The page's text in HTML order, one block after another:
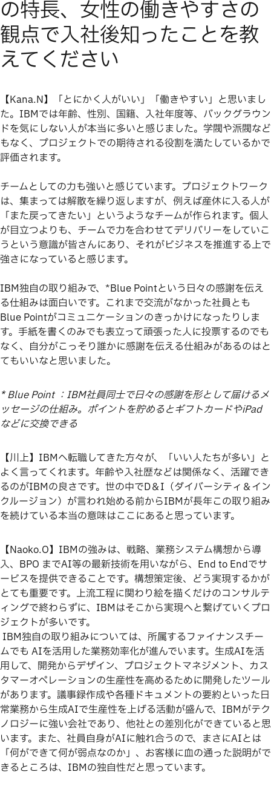
の特長、女性の働きやすさの
観点で入社後知ったことを教
えてください
【Kana.N】「とにかく人がいい」「働きやすい」と思いまし
た。IBMでは年齢、性別、国籍、入社年度等、バックグラウン
ドを気にしない人が本当に多いと感じました。学閥や派閥など
もなく、プロジェクトでの期待される役割を満たしているかで
評価されます。
チームとしての力も強いと感じています。プロジェクトワーク
は、集まっては解散を繰り返しますが、例えば産休に入る人が
「また戻ってきたい」というようなチームが作られます。個人
が目立つよりも、チームで力を合わせてデリバリーをしていこ
うという意識が皆さんにあり、それがビジネスを推進する上で
強さになっていると感じます。
IBM独自の取り組みで、*Blue Pointという日々の感謝を伝え
る仕組みは面白いです。これまで交流がなかった社員とも
Blue Pointがコミュニケーションのきっかけになったりしま
す。手紙を書くのみでも表立って頑張った人に投票するのでも
なく、自分がこっそり誰かに感謝を伝える仕組みがあるのはと
てもいいなと思いました。
* Blue Point ：IBM社員同士で日々の感謝を形として届けるメ
ッセージの仕組み。ポイントを貯めるとギフトカードやiPad
などに交換できる
【川上】IBMへ転職してきた方々が、「いい人たちが多い」と
よく言ってくれます。年齢や入社歴などは関係なく、活躍でき
るのがIBMの良さです。世の中でD＆I（ダイバーシティ＆イン
クルージョン）が言われ始める前からIBMが長年この取り組み
を続けている本当の意味はここにあると思っています。
【Naoko.O】IBMの強みは、戦略、業務システム構想から導
入、BPO までAI等の最新技術を用いながら、End to Endでサ
ービスを提供できることです。構想策定後、どう実現するかが
とても重要です。上流工程に関わり絵を描くだけのコンサルテ
ィングで終わらずに、IBMはそこから実現へと繋げていくプロ
ジェクトが多いです。
IBM独自の取り組みについては、所属するファイナンスチー
ムでも AIを活用した業務効率化が進んでいます。生成AIを活
用して、開発からデザイン、プロジェクトマネジメント、カス
タマーオペレーションの生産性を高めるために開発したツール
があります。議事録作成や各種ドキュメントの要約といった日
常業務から生成AIで生産性を上げる活動が盛んで、IBMがテク
ノロジーに強い会社であり、他社との差別化ができていると思
います。また、社員自身がAIに触れ合うので、まさにAIとは
「何ができて何が弱点なのか」、お客様に血の通った説明がで
きるところは、IBMの独自性だと思っています。